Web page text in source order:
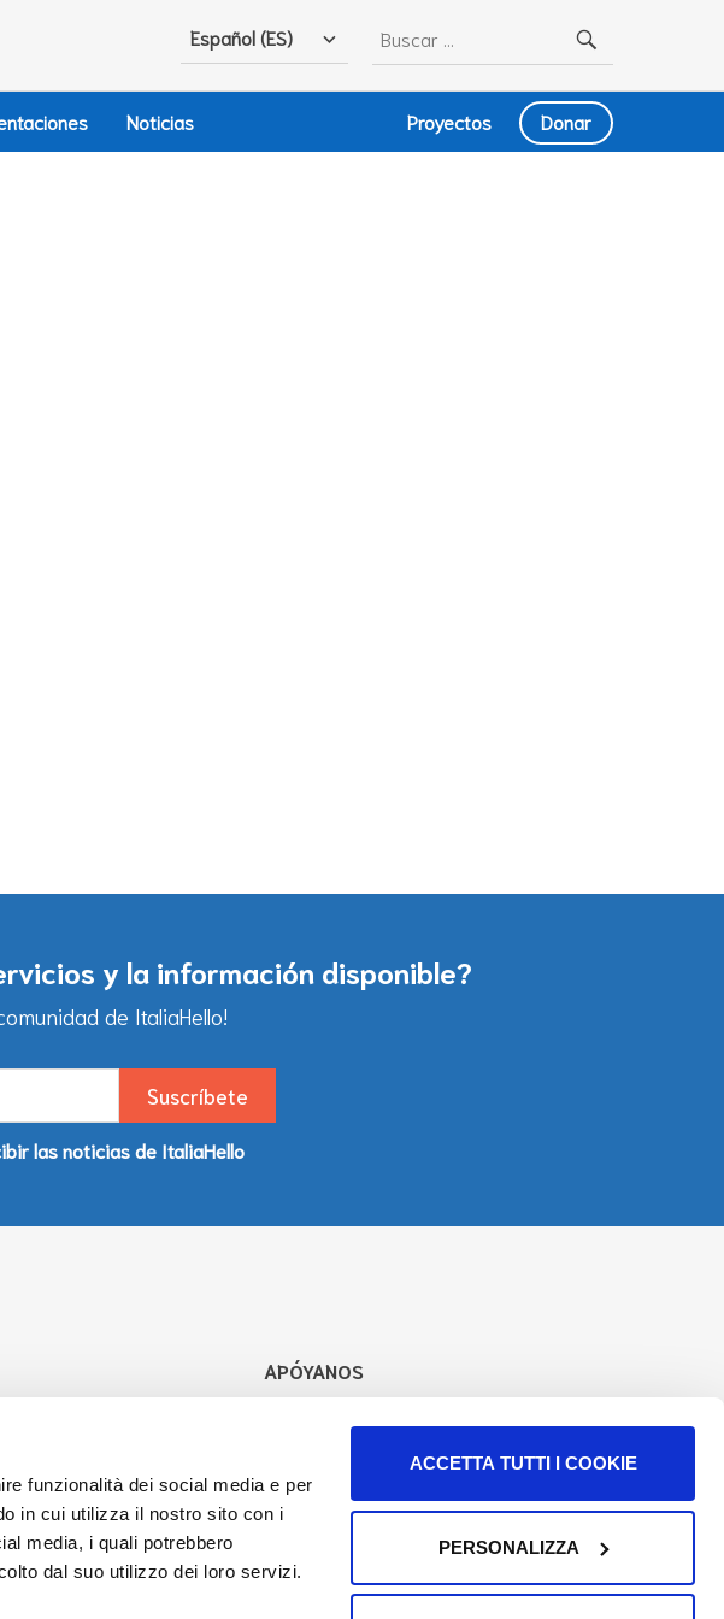
funzionalità dei social media e per
in cui utilizza il nostro sito con i
media, i quali potrebbero
dal suo utilizzo dei loro servizi.
ACCETTA TUTTI I COOKIE
PERSONALIZZA
Buscar:
Español (ES)
Noticias Proyectos Donar
y la información disponible?
de ItaliaHello!
las noticias de ItaliaHello
APÓYANOS
Síguenos en